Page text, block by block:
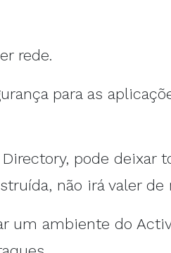
rede.
para as
pode deixar
não irá valer de
ambiente do